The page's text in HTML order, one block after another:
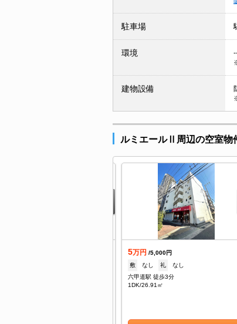
駐車場
環境
建物設備
ルミエールⅡ周辺の空室物
5万円 /5,000円
敷
なし 礼
なし
六甲道駅 徒歩3分
1DK/26.91㎡